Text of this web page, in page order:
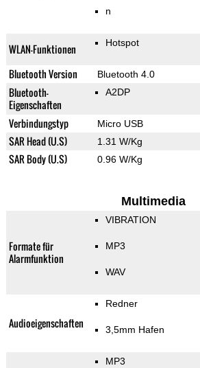
n
WLAN-Funktionen Hotspot
Bluetooth Version Bluetooth 4.0
Bluetooth-
Eigenschaften
A2DP
Verbindungstyp Micro USB
SAR Head (U.S) 1.31 W/Kg
SAR Body (U.S) 0.96 W/Kg
Multimedia
Formate für
Alarmfunktion
VIBRATION
MP3
WAV
Audioeigenschaften
Redner
3,5mm Hafen
MP3